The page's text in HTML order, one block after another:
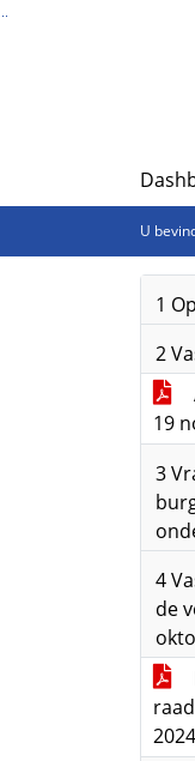
U
1
2
19
3
4
de
2024